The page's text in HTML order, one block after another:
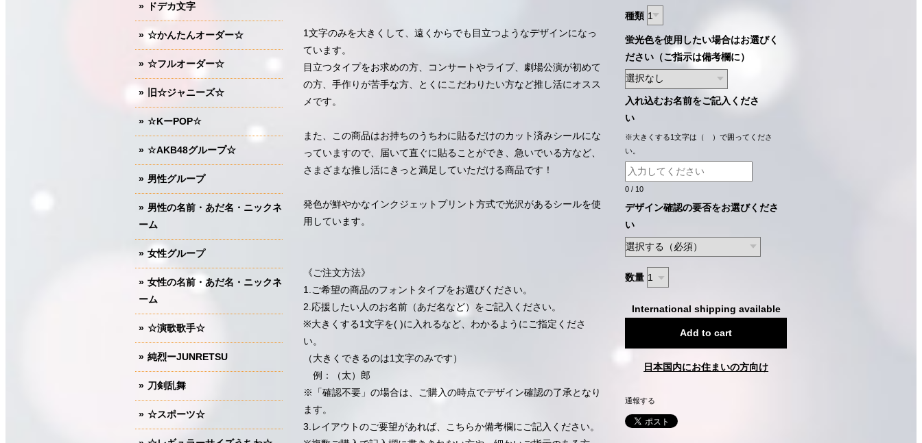
1文字のみを大きくして、遠くからでも目立つようなデザインになっ
ています。
目立つタイプをお求めの方、コンサートやライブ、劇場公演が初めて
の方、手作りが苦手な方、とくにこだわりたい方など推し活にオスス
メです。
また、この商品はお持ちのうちわに貼るだけのカット済みシールにな
っていますので、届いて直ぐに貼ることができ、急いでいる方など、
さまざまな推し活にきっと満足していただける商品です！
発色が鮮やかなインクジェットプリント方式で光沢があるシールを使
用しています。
《ご注文方法》
1.ご希望の商品のフォントタイプをお選びください。
2.応援したい人のお名前（あだ名など）をご記入ください。
※大きくする1文字を( )に入れるなど、わかるようにご指定くださ
い。
（大きくできるのは1文字のみです）
例：（太）郎
※「確認不要」の場合は、ご購入の時点でデザイン確認の了承となり
ます。
3.レイアウトのご要望があれば、こちらか備考欄にご記入ください。
種類
蛍光色を使用したい場合はお選びく
ださい（ご指示は備考欄に）
入れ込むお名前をご記入くださ
い
※大きくする1文字は（ ）で囲ってくださ
い。
0 / 10
デザイン確認の要否をお選びくださ
い
数量
International shipping available
Add to cart
日本国内にお住まいの方向け
通報する
ドデカ文字
☆かんたんオーダー☆
☆フルオーダー☆
旧☆ジャニーズ☆
☆KーPOP☆
☆AKB48グループ☆
男性グループ
男性の名前・あだ名・ニックネ
ーム
女性グループ
女性の名前・あだ名・ニックネ
ーム
☆演歌歌手☆
純烈ーJUNRETSU
刀剣乱舞
☆スポーツ☆